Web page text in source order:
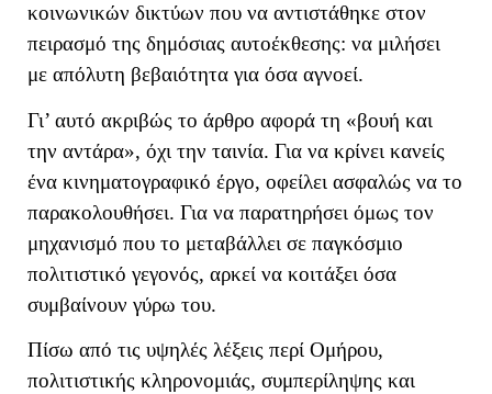
κοινωνικών δικτύων που να αντιστάθηκε στον
πειρασμό της δημόσιας αυτοέκθεσης: να μιλήσει
με απόλυτη βεβαιότητα για όσα αγνοεί.
Γι’ αυτό ακριβώς το άρθρο αφορά τη «βουή και
την αντάρα», όχι την ταινία. Για να κρίνει κανείς
ένα κινηματογραφικό έργο, οφείλει ασφαλώς να το
παρακολουθήσει. Για να παρατηρήσει όμως τον
μηχανισμό που το μεταβάλλει σε παγκόσμιο
πολιτιστικό γεγονός, αρκεί να κοιτάξει όσα
συμβαίνουν γύρω του.
Πίσω από τις υψηλές λέξεις περί Ομήρου,
πολιτιστικής κληρονομιάς, συμπερίληψης και